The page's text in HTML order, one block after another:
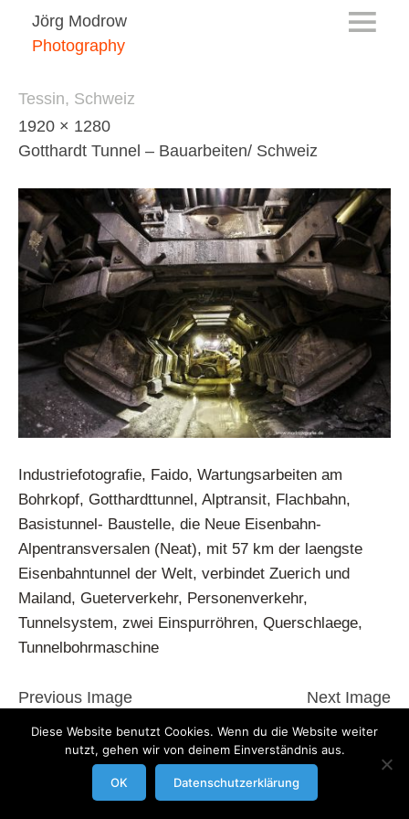
Jörg Modrow
Photography
Tessin, Schweiz
1920 × 1280
Gotthardt Tunnel – Bauarbeiten/ Schweiz
Industriefotografie, Faido, Wartungsarbeiten am
Bohrkopf, Gotthardttunnel, Alptransit, Flachbahn,
Basistunnel- Baustelle, die Neue Eisenbahn-
Alpentransversalen (Neat), mit 57 km der laengste
Eisenbahntunnel der Welt, verbindet Zuerich und
Mailand, Gueterverkehr, Personenverkehr,
Tunnelsystem, zwei Einspurröhren, Querschlaege,
Tunnelbohrmaschine
Previous Image Next Image
modrowgrafie.de © 2023 |AGB|Impressum/Datenschutzerklaerung
Diese Website benutzt Cookies. Wenn du die Website weiter
nutzt, gehen wir von deinem Einverständnis aus.
OK Datenschutzerklärung